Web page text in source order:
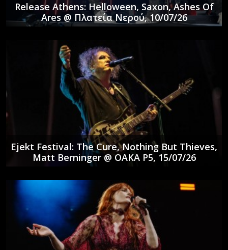
Release Athens: Helloween, Saxon, Ashes Of
Ares @ Πλατεία Νερού, 10/07/26
Ejekt Festival: The Cure, Nothing But Thieves,
Matt Berninger @ ΟΑΚΑ P5, 15/07/26